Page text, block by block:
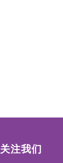
关注我们